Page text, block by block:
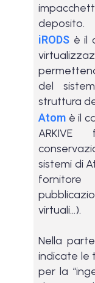
deposito.
iRODS è il
del
struttura
Atom è il
sistemi di
virtuali…).
Nella
indicate le
per la